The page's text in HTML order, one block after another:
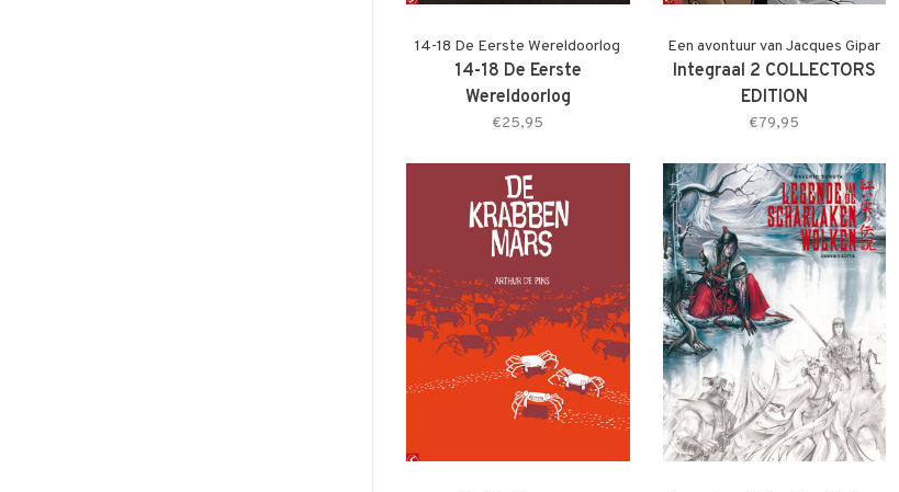
14-18 De Eerste Wereldoorlog
14-18 De Eerste
Wereldoorlog
(+stofomslag)
€25,95
Een avontuur van Jacques Gipar
Integraal 2 COLLECTORS
EDITION
€79,95